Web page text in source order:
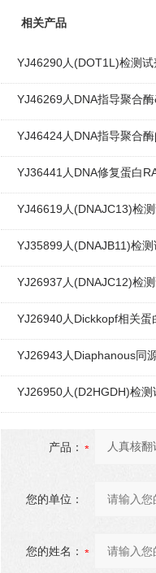
相关产品
YJ46290人(DOT1L)检测
YJ46269人DNA指导聚合
YJ46424人DNA指导聚合
YJ36441人DNA修复蛋白
YJ46619人(DNAJC13)检
YJ35899人(DNAJB11)检
YJ26937人(DNAJC12)检
YJ26940人Dickkopf相关蛋
YJ26943人Diaphanous同
YJ26950人(D2HGDH)检
产品：
您的单位：
您的姓名：